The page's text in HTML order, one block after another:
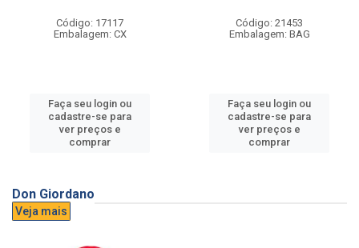
Código: 17117
Embalagem: CX
Faça seu login ou
cadastre-se para
ver preços e
comprar
Código: 21453
Embalagem: BAG
Faça seu login ou
cadastre-se para
ver preços e
comprar
Don Giordano
Veja mais